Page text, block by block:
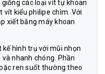
các loại vít tự khoan
vít kiểu philipe chìm. Với
xiết bằng máy khoan
hình trụ với mũi nhọn
nhanh chóng. Phần
ren suốt thường theo